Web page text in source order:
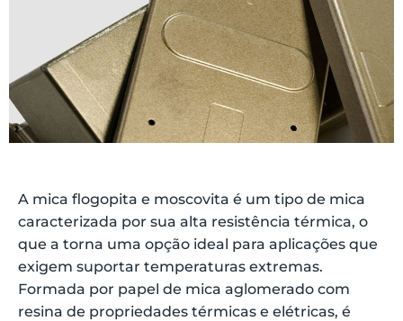
A mica flogopita e moscovita é um tipo de mica
caracterizada por sua alta resistência térmica, o
que a torna uma opção ideal para aplicações que
exigem suportar temperaturas extremas.
Formada por papel de mica aglomerado com
resina de propriedades térmicas e elétricas, é